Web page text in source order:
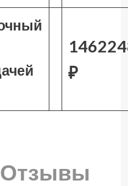
₽
Отзывы